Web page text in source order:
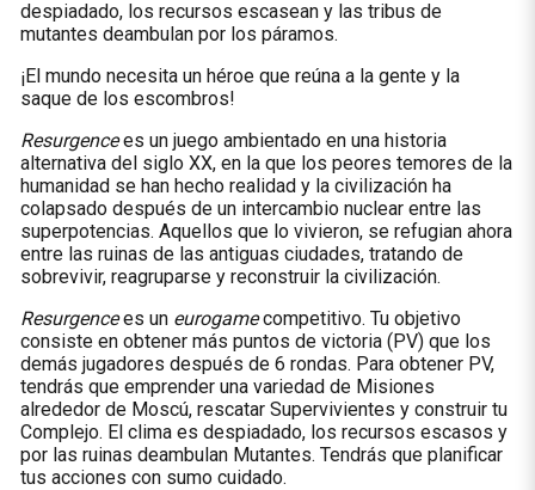
despiadado, los recursos escasean y las tribus de
mutantes deambulan por los páramos.
¡El mundo necesita un héroe que reúna a la gente y la
saque de los escombros!
Resurgencees un juego ambientado en una historia
alternativa del siglo XX, en la que los peores temores de la
humanidad se han hecho realidad y la civilización ha
colapsado después de un intercambio nuclear entre las
superpotencias. Aquellos que lo vivieron, se refugian ahora
entre las ruinas de las antiguas ciudades, tratando de
sobrevivir, reagruparse y reconstruir la civilización.
Resurgencees un eurogamecompetitivo. Tu objetivo
consiste en obtener más puntos de victoria (PV) que los
demás jugadores después de 6 rondas. Para obtener PV,
tendrás que emprender una variedad de Misiones
alrededor de Moscú, rescatar Supervivientes y construir tu
Complejo. El clima es despiadado, los recursos escasos y
por las ruinas deambulan Mutantes. Tendrás que planificar
tus acciones con sumo cuidado.